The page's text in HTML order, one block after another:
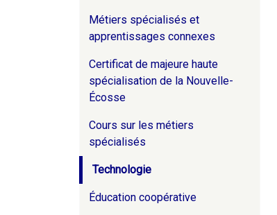
Métiers spécialisés et
apprentissages connexes
Certificat de majeure haute
spécialisation de la Nouvelle-
Écosse
Cours sur les métiers
spécialisés
Technologie
Éducation coopérative